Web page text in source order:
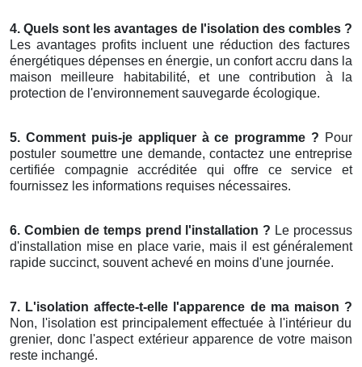
4. Quels sont les avantages de l'isolation des combles ?
Les avantages profits incluent une réduction des factures
énergétiques dépenses en énergie, un confort accru dans la
maison meilleure habitabilité, et une contribution à la
protection de l'environnement sauvegarde écologique.
5. Comment puis-je appliquer à ce programme ? Pour
postuler soumettre une demande, contactez une entreprise
certifiée compagnie accréditée qui offre ce service et
fournissez les informations requises nécessaires.
6. Combien de temps prend l'installation ? Le processus
d'installation mise en place varie, mais il est généralement
rapide succinct, souvent achevé en moins d'une journée.
7. L'isolation affecte-t-elle l'apparence de ma maison ?
Non, l'isolation est principalement effectuée à l'intérieur du
grenier, donc l'aspect extérieur apparence de votre maison
reste inchangé.